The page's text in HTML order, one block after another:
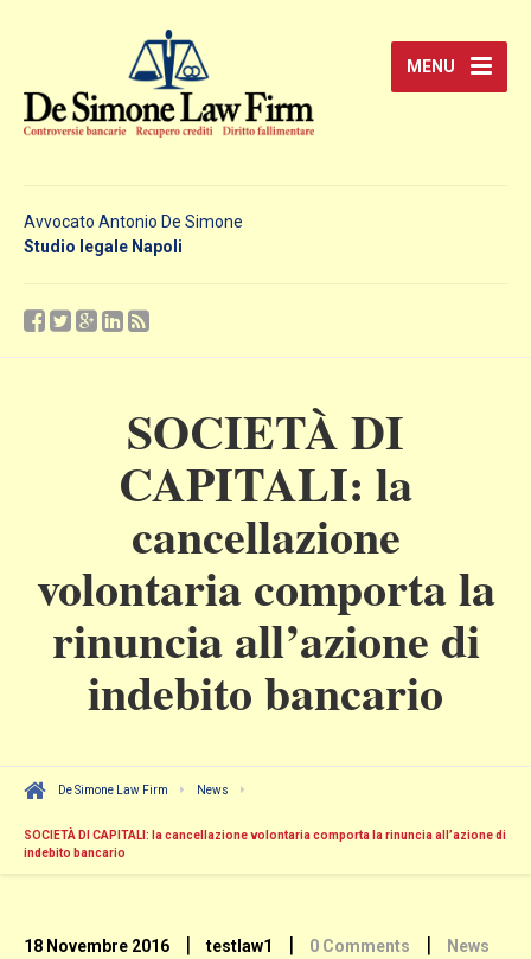
Avvocato Antonio De Simone
Studio legale Napoli
MENU
SOCIETÀ DI
CAPITALI: la
cancellazione
volontaria comporta la
rinuncia all’azione di
indebito bancario
De Simone Law Firm News
SOCIETÀ DI CAPITALI: la cancellazione volontaria comporta la rinuncia all’azione di
indebito bancario
18 Novembre 2016 | testlaw1 | 0 Comments | News